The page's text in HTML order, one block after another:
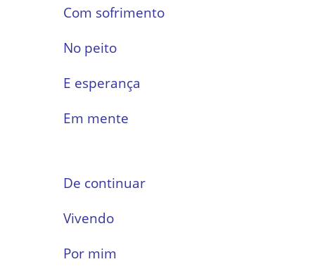
Com sofrimento
No peito
E esperança
Em mente
De continuar
Vivendo
Por mim